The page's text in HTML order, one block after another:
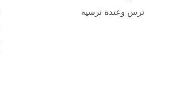
ترس وعتدة ترسية